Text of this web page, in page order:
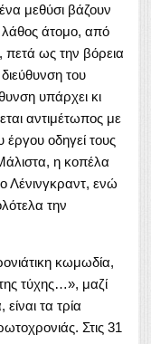
μεθύσι βάζουν
λάθος άτομο, από
ως την βόρεια
του
υπάρχει κι
αντιμέτωπος με
έργου οδηγεί τους
η κοπέλα
Λένινγκραντ, ενώ
την
κωμωδία,
τύχης…», μαζί
τα τρία
Στις 31